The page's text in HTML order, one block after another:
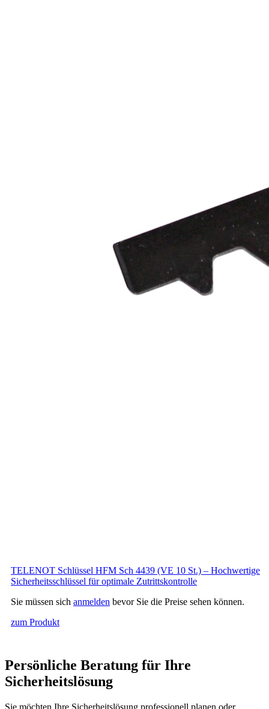
TELENOT Schlüssel HFM Sch 4439 (VE 10 St.) – Hochwertige
Sicherheitsschlüssel für optimale Zutrittskontrolle
Sie müssen sich anmelden bevor Sie die Preise sehen können.
zum Produkt
Persönliche Beratung für Ihre
Sicherheitslösung
Sie möchten Ihre Sicherheitslösung professionell planen oder